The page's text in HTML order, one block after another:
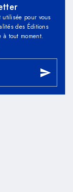
utilisée pour vous
des Éditions
à tout moment.
send